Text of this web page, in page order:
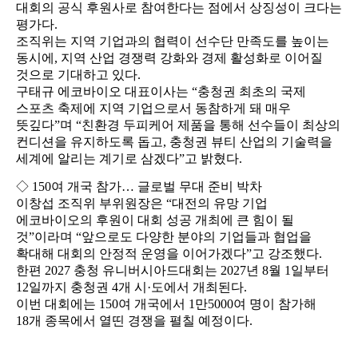
대회의 공식 후원사로 참여한다는 점에서 상징성이 크다는
평가다.
조직위는 지역 기업과의 협력이 선수단 만족도를 높이는
동시에, 지역 산업 경쟁력 강화와 경제 활성화로 이어질
것으로 기대하고 있다.
구태규 에코바이오 대표이사는 “충청권 최초의 국제
스포츠 축제에 지역 기업으로서 동참하게 돼 매우
뜻깊다”며 “친환경 두피케어 제품을 통해 선수들이 최상의
컨디션을 유지하도록 돕고, 충청권 뷰티 산업의 기술력을
세계에 알리는 계기로 삼겠다”고 밝혔다.
◇ 150여 개국 참가… 글로벌 무대 준비 박차
이창섭 조직위 부위원장은 “대전의 유망 기업
에코바이오의 후원이 대회 성공 개최에 큰 힘이 될
것”이라며 “앞으로도 다양한 분야의 기업들과 협업을
확대해 대회의 안정적 운영을 이어가겠다”고 강조했다.
한편 2027 충청 유니버시아드대회는 2027년 8월 1일부터
12일까지 충청권 4개 시·도에서 개최된다.
이번 대회에는 150여 개국에서 1만5000여 명이 참가해
18개 종목에서 열띤 경쟁을 펼칠 예정이다.